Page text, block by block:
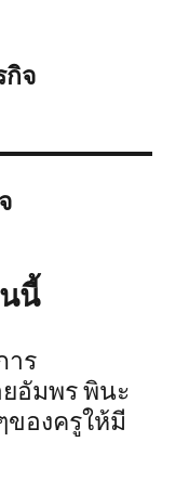
กิจ
นี้
าร
อัมพร พินะ
องครูให้มี